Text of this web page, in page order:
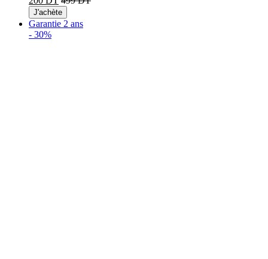
J'achète
Garantie 2 ans
- 30%